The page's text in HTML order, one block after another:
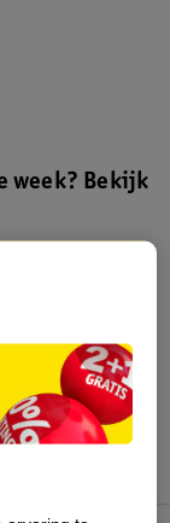
week? Bekijk